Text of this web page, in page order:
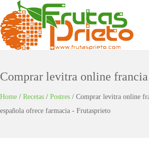
Comprar levitra online francia
Home / Recetas / Postres / Comprar levitra online
española ofrece farmacia - Frutasprieto